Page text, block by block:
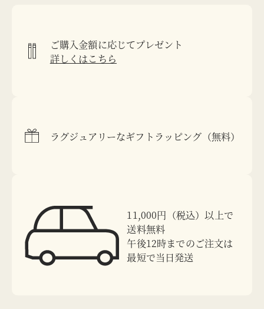
ご購入金額に応じてプレゼント
詳しくはこちら
ラグジュアリーなギフトラッピング（無料）
11,000円（税込）以上で
送料無料
午後12時までのご注文は
最短で当日発送